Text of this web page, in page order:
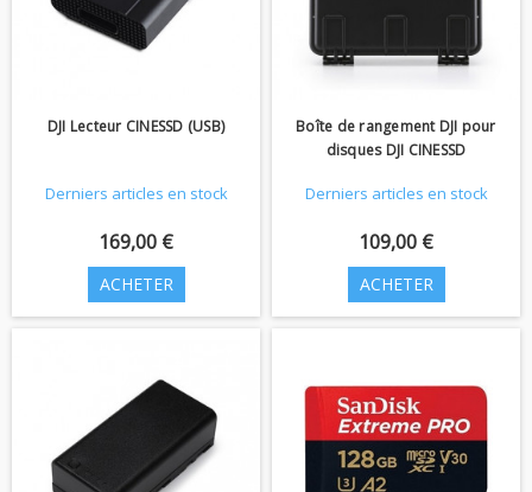
DJI Lecteur CINESSD (USB)
Derniers articles en stock
169,00 €
ACHETER
Boîte de rangement DJI pour
disques DJI CINESSD
Derniers articles en stock
109,00 €
ACHETER